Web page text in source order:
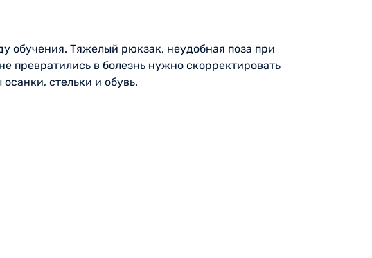
обучения. Тяжелый рюкзак, неудобная поза при
превратились в болезнь нужно скорректировать
стельки и обувь.